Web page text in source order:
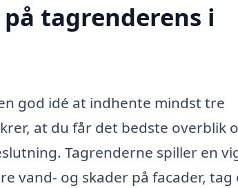
tagrenderens i
god idé at indhente mindst tre
at du får det bedste overblik
Tagrenderne spiller en
vand- og skader på facader, tag